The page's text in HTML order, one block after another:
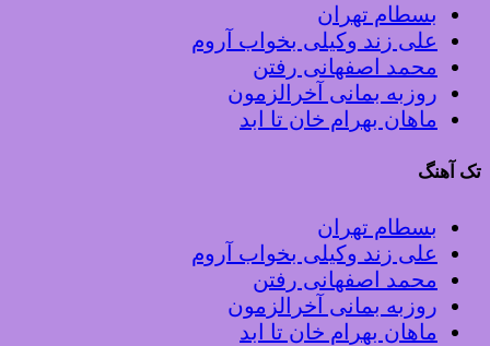
بسطام تهران
علی زند وکیلی بخواب آروم
محمد اصفهانی رفتن
روزبه بمانی آخرالزمون
ماهان بهرام خان تا ابد
تک آهنگ
بسطام تهران
علی زند وکیلی بخواب آروم
محمد اصفهانی رفتن
روزبه بمانی آخرالزمون
ماهان بهرام خان تا ابد